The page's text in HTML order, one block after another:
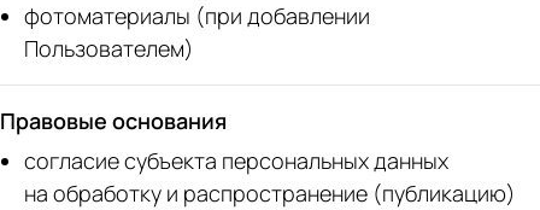
фотоматериалы (при добавлении
Пользователем)
Правовые основания
согласие субъекта персональных данных
на обработку и распространение (публикацию)